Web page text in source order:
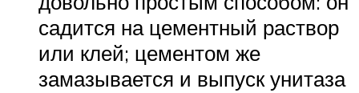
садится на цементный раствор
или клей; цементом же
замазывается и выпуск унитаза